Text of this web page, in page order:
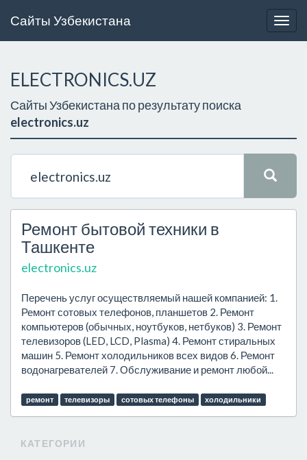
Сайты Узбекистана
ELECTRONICS.UZ
Сайты Узбекистана по результату поиска
electronics.uz
Ремонт бытовой техники в
Ташкенте
electronics.uz
Перечень услуг осуществляемый нашей компанией: 1.
Ремонт сотовых телефонов, планшетов 2. Ремонт
компьютеров (обычных, ноутбуков, нетбуков) 3. Ремонт
телевизоров (LED, LCD, Plasma) 4. Ремонт стиральных
машин 5. Ремонт холодильников всех видов 6. Ремонт
водонагревателей 7. Обслуживание и ремонт любой...
ремонт телевизоры сотовых телефоны холодильники
КАТЕГОРИИ